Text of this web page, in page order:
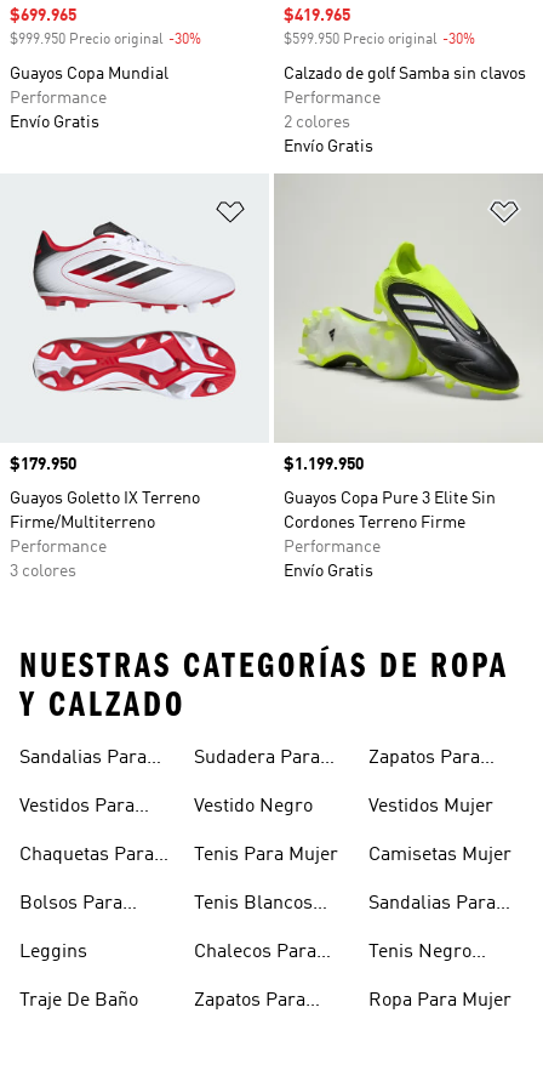
Precio de venta
$699.965
$999.950 Precio original -30%
Guayos Copa Mundial
Performance
Envío Gratis
Precio de venta
$419.965
$599.950 Precio original -30%
Calzado de golf Samba sin clavos
Performance
2 colores
Envío Gratis
Precio
$179.950
Guayos Goletto IX Terreno
Firme/Multiterreno
Performance
3 colores
Precio
$1.199.950
Guayos Copa Pure 3 Elite Sin
Cordones Terreno Firme
Performance
Envío Gratis
NUESTRAS CATEGORÍAS DE ROPA
Y CALZADO
Sandalias Para
Vestidos Para
Chaquetas Para
Bolsos Para
Leggins
Traje De Baño
Sudadera Para
Vestido Negro
Tenis Para Mujer
Tenis Blancos
Chalecos Para
Zapatos Para
Zapatos Para
Vestidos Mujer
Camisetas Mujer
Sandalias Para
Tenis Negro
Ropa Para Mujer